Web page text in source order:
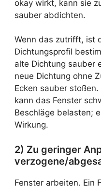
okay wirkt, kann sie
sauber abdichten.
Wenn das zutrifft, ist
Dichtungsprofil
alte Dichtung sauber
neue Dichtung ohne
Ecken sauber
kann das Fenster
Beschläge belasten;
Wirkung.
2) Zu geringer
verzogene/
Fenster arbeiten. Ein